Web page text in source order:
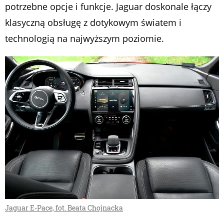
potrzebne opcje i funkcje. Jaguar doskonale łączy
klasyczną obsługę z dotykowym światem i
technologią na najwyższym poziomie.
Jaguar E-Pace, fot. Beata Chojnacka